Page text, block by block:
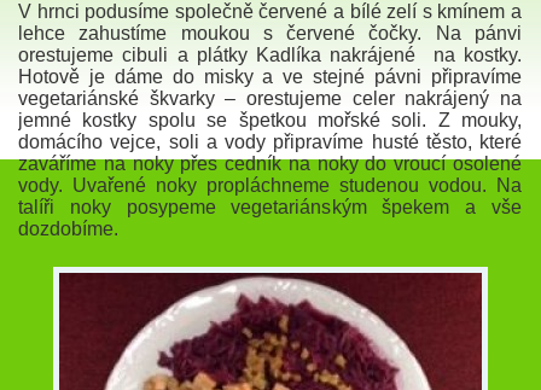
V hrnci podusíme společně červené a bílé zelí s kmínem a
lehce zahustíme moukou s červené čočky. Na pánvi
orestujeme cibuli a plátky Kadlíka nakrájené na kostky.
Hotově je dáme do misky a ve stejné pávni připravíme
vegetariánské škvarky – orestujeme celer nakrájený na
jemné kostky spolu se špetkou mořské soli. Z mouky,
domácího vejce, soli a vody připravíme husté těsto, které
zaváříme na noky přes cedník na noky do vroucí osolené
vody. Uvařené noky propláchneme studenou vodou. Na
talíři noky posypeme vegetariánským špekem a vše
dozdobíme.